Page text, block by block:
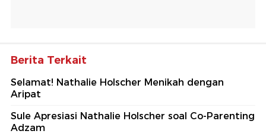
Berita Terkait
Selamat! Nathalie Holscher Menikah dengan
Aripat
Sule Apresiasi Nathalie Holscher soal Co-Parenting
Adzam